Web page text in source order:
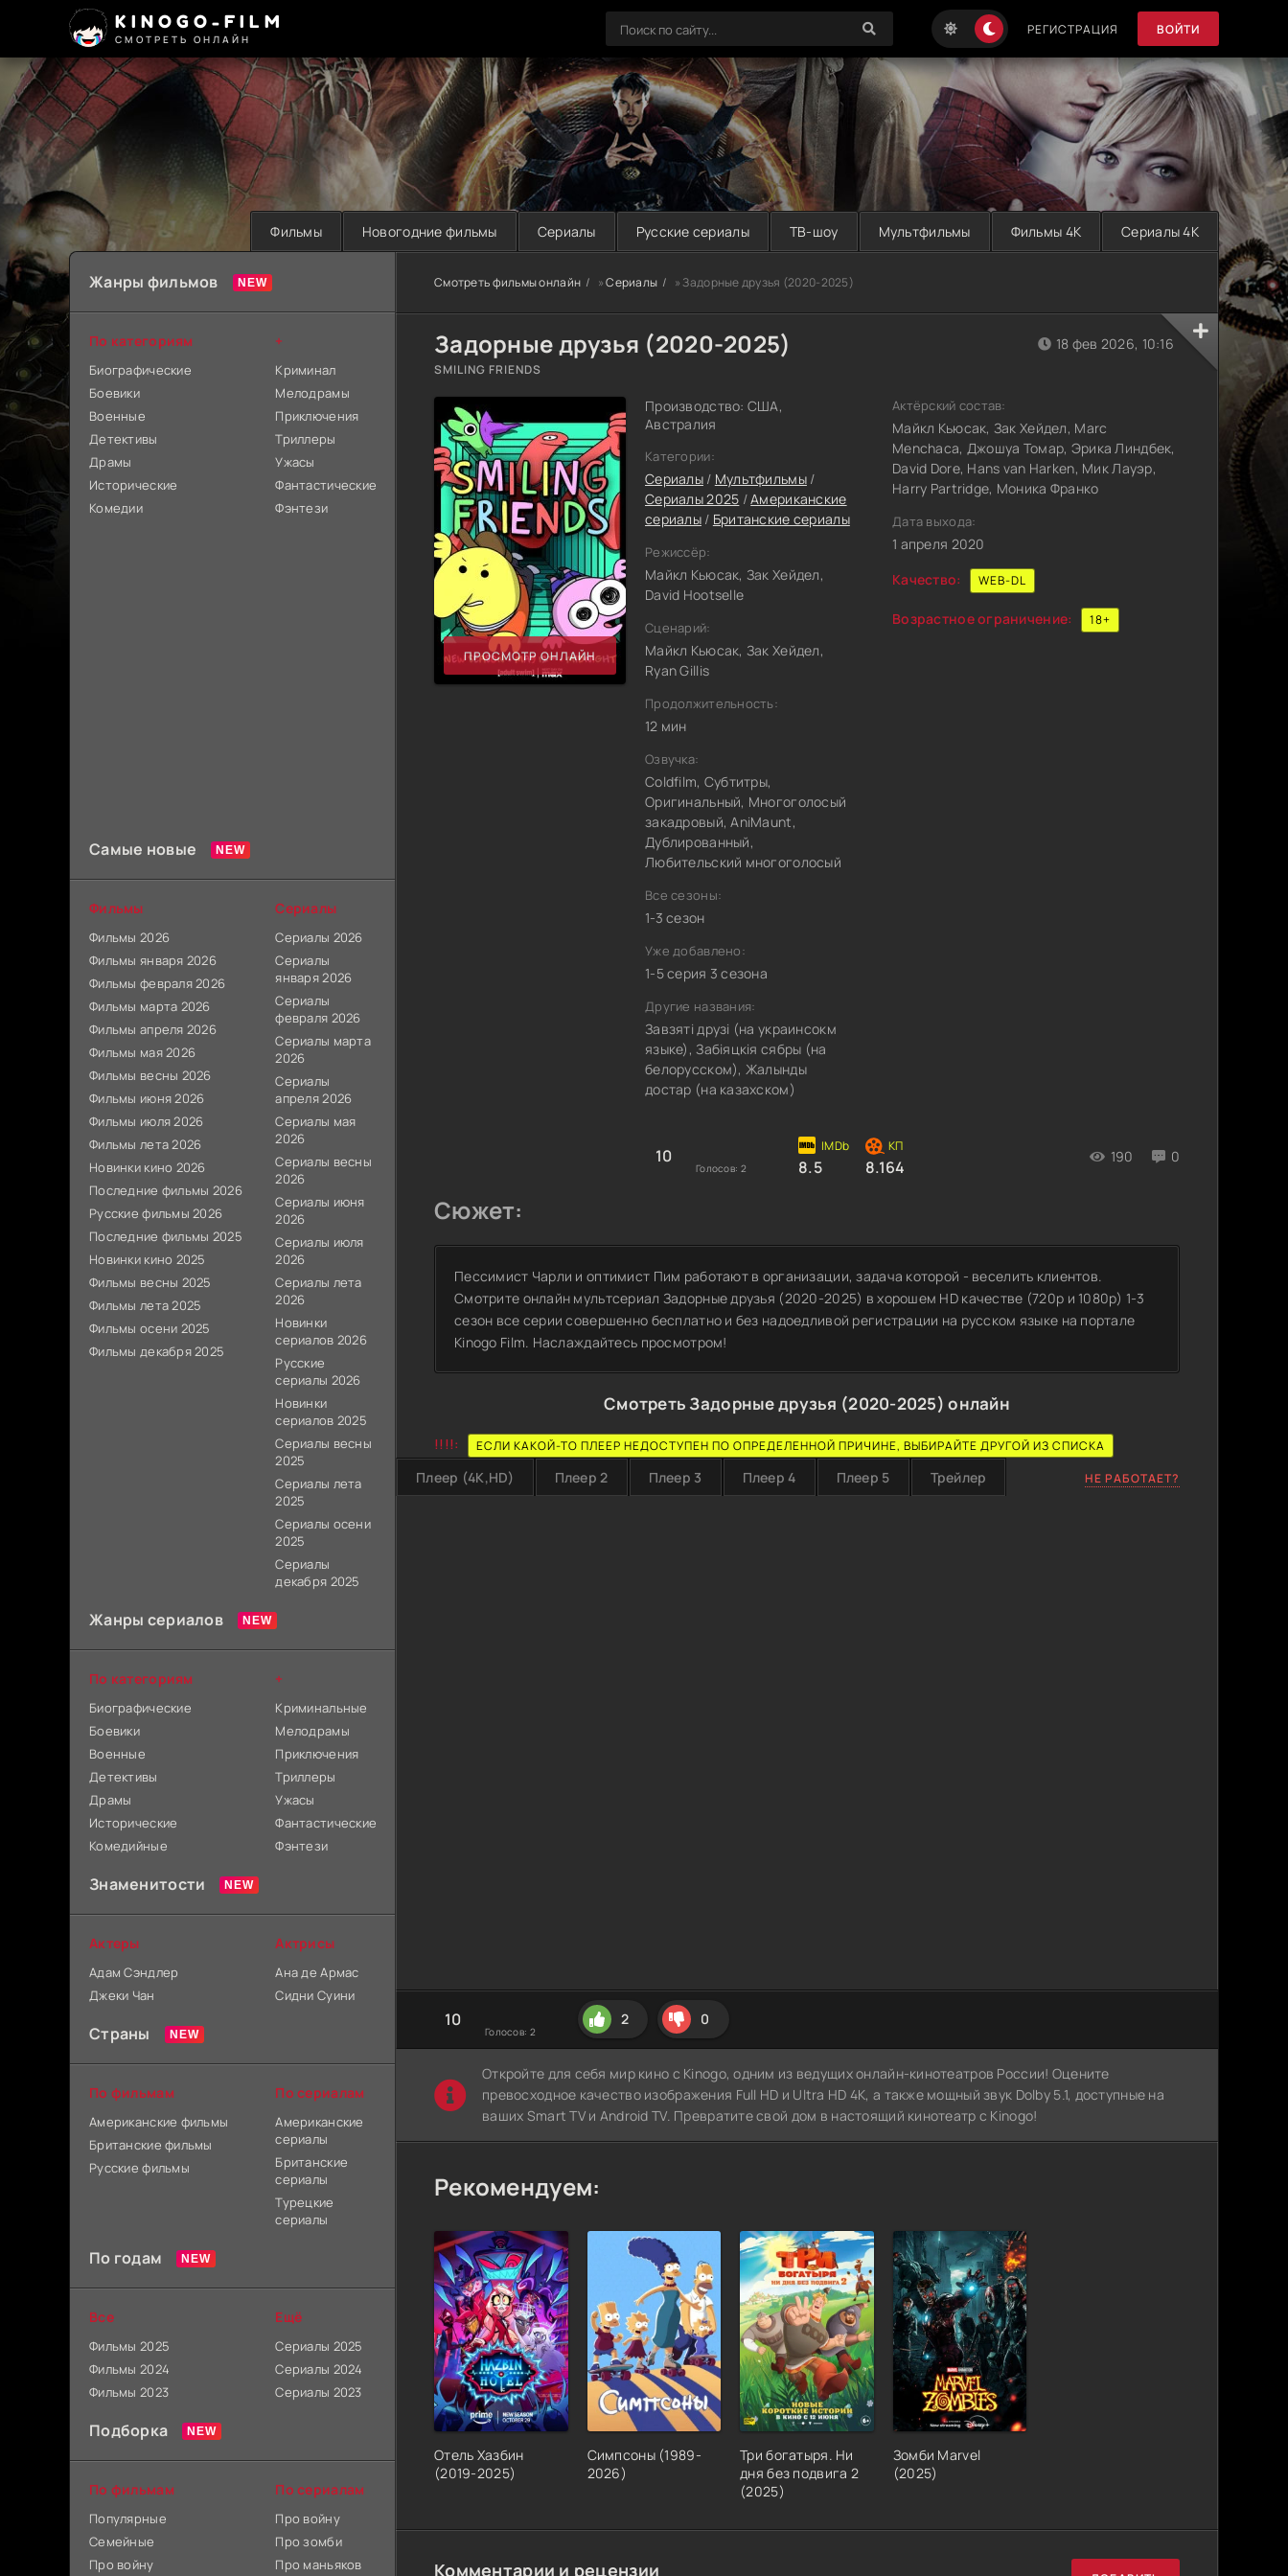
KINOGO-FILM
СМОТРЕТЬ ОНЛАЙН
РЕГИСТРАЦИЯ ВОЙТИ
Фильмы Новогодние фильмы Сериалы Русские сериалы ТВ-шоу Мультфильмы Фильмы 4K Сериалы 4K
Смотреть фильмы онлайн »Сериалы » Задорные друзья (2020-2025)
Задорные друзья (2020-2025)
SMILING FRIENDS
ПРОСМОТР ОНЛАЙН
Производство: США,
Австралия
Категории:
Сериалы/ Мультфильмы/
Сериалы 2025 /Американские
сериалы/ Британские сериалы
Режиссёр:
Майкл Кьюсак, Зак Хейдел,
David Hootselle
Сценарий:
Майкл Кьюсак, Зак Хейдел,
Ryan Gillis
Продолжительность:
12 мин
Озвучка:
Coldfilm, Субтитры,
Оригинальный, Многоголосый
закадровый, AniMaunt,
Дублированный,
Любительский многоголосый
Все сезоны:
1-3 сезон
Уже добавлено:
1-5 серия 3 сезона
Другие названия:
Завзяті друзі (на украинсокм
языке), Забіяцкія сябры (на
белорусском), Жалынды
достар (на казахском)
10
Голосов: 2 8.5 8.164
190 0
18 фев 2026, 10:16
Актёрский состав:
Майкл Кьюсак, Зак Хейдел, Marc
Menchaca, Джошуа Томар, Эрика Линдбек,
David Dore, Hans van Harken, Мик Лауэр,
Harry Partridge, Моника Франко
Дата выхода:
1 апреля 2020
Качество:
WEB-DL
Возрастное ограничение: 18+
Сюжет:
Пессимист Чарли и оптимист Пим работают в организации, задача которой - веселить клиентов.
Смотрите онлайн мультсериал Задорные друзья (2020-2025) в хорошем HD качестве (720p и 1080p) 1-3
сезон все серии совершенно бесплатно и без надоедливой регистрации на русском языке на портале
Kinogo Film. Наслаждайтесь просмотром!
Смотреть Задорные друзья (2020-2025) онлайн
!!!!: ЕСЛИ КАКОЙ-ТО ПЛЕЕР НЕДОСТУПЕН ПО ОПРЕДЕЛЕННОЙ ПРИЧИНЕ, ВЫБИРАЙТЕ ДРУГОЙ ИЗ СПИСКА
Плеер (4K,HD) Плеер 2 Плеер 3 Плеер 4 Плеер 5 Трейлер НЕ РАБОТАЕТ?
10
Голосов: 2
2 0
Откройте для себя мир кино с Kinogo, одним из ведущих онлайн-кинотеатров России! Оцените
превосходное качество изображения Full HD и Ultra HD 4K, а также мощный звук Dolby 5.1, доступные на
ваших Smart TV и Android TV. Превратите свой дом в настоящий кинотеатр с Kinogo!
Рекомендуем:
Отель Хазбин
(2019-2025)
Симпсоны (1989-
2026)
Три богатыря. Ни
дня без подвига 2
(2025)
Зомби Marvel
(2025)
Комментарии и рецензии
Жанры фильмов
По категориям
Биографические
Боевики
Военные
Детективы
Драмы
Исторические
Комедии
+
Криминал
Мелодрамы
Приключения
Триллеры
Ужасы
Фантастические
Фэнтези
Самые новые
Фильмы
Фильмы 2026
Фильмы января 2026
Фильмы февраля 2026
Фильмы марта 2026
Фильмы апреля 2026
Фильмы мая 2026
Фильмы весны 2026
Фильмы июня 2026
Фильмы июля 2026
Фильмы лета 2026
Новинки кино 2026
Последние фильмы 2026
Русские фильмы 2026
Последние фильмы 2025
Новинки кино 2025
Фильмы весны 2025
Фильмы лета 2025
Фильмы осени 2025
Фильмы декабря 2025
Сериалы
Сериалы 2026
Сериалы
января 2026
Сериалы
февраля 2026
Сериалы марта
2026
Сериалы
апреля 2026
Сериалы мая
2026
Сериалы весны
2026
Сериалы июня
2026
Сериалы июля
2026
Сериалы лета
2026
Новинки
сериалов 2026
Русские
сериалы 2026
Новинки
сериалов 2025
Сериалы весны
2025
Сериалы лета
2025
Сериалы осени
2025
Сериалы
декабря 2025
Жанры сериалов
По категориям
Биографические
Боевики
Военные
Детективы
Драмы
Исторические
Комедийные
+
Криминальные
Мелодрамы
Приключения
Триллеры
Ужасы
Фантастические
Фэнтези
Знаменитости
Актеры
Адам Сэндлер
Джеки Чан
Актрисы
Ана де Армас
Сидни Суини
Страны
По фильмам
Американские фильмы
Британские фильмы
Русские фильмы
По сериалам
Американские
сериалы
Британские
сериалы
Турецкие
сериалы
По годам
Все
Фильмы 2025
Фильмы 2024
Фильмы 2023
Ещё
Сериалы 2025
Сериалы 2024
Сериалы 2023
Подборка
По фильмам
Популярные
Семейные
Про войну
По сериалам
Про войну
Про зомби
Про маньяков